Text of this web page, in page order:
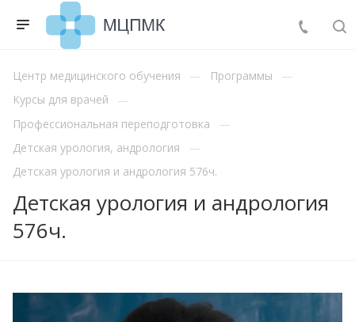
Центр медицинского обучения
Программы
Курсы для врачей
Профессиональная переподготовка
Детская урология, андрология
Детская урология и андрология 576ч.
Детская урология и андрология
576ч.